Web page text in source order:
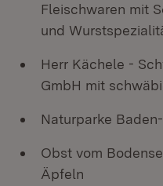
Fleischwaren mit
und
Herr Kächele -
GmbH mit
Naturparke
Obst vom
Äpfeln